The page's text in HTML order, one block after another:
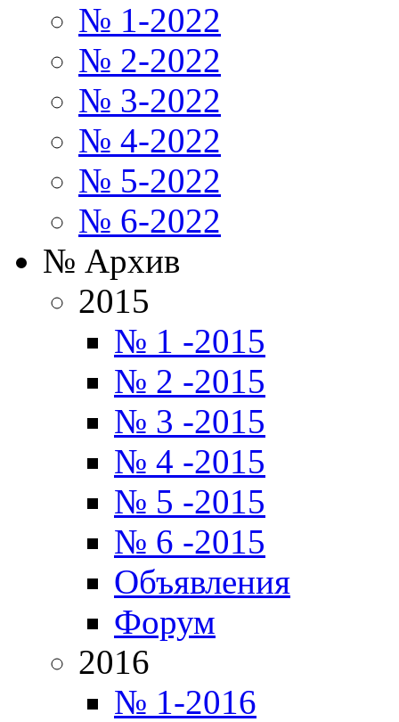
№ 1-2022
№ 2-2022
№ 3-2022
№ 4-2022
№ 5-2022
№ 6-2022
№ Архив
2015
№ 1 -2015
№ 2 -2015
№ 3 -2015
№ 4 -2015
№ 5 -2015
№ 6 -2015
Объявления
Форум
2016
№ 1-2016